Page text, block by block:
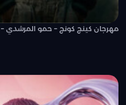
مهرجان كينج كونج – حمو المرشدي – MP3